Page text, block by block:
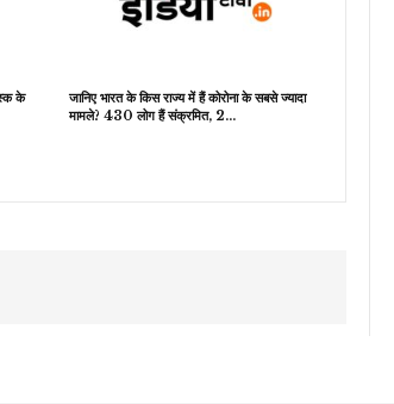
के
जानिए भारत के किस राज्य में हैं कोरोना के सबसे ज्यादा
मामले? 430 लोग हैं संक्रमित, 2…